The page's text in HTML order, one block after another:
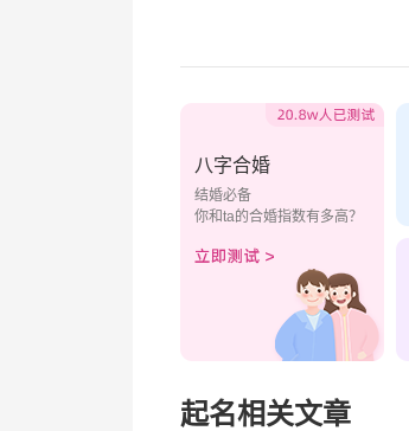
八字合婚
结婚必备
你和ta的合婚指数有多高？
起名相关文章